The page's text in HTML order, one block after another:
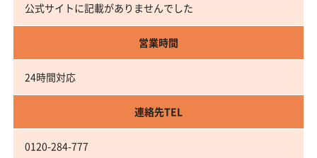
公式サイトに記載がありませんでした
営業時間
24時間対応
連絡先TEL
0120-284-777